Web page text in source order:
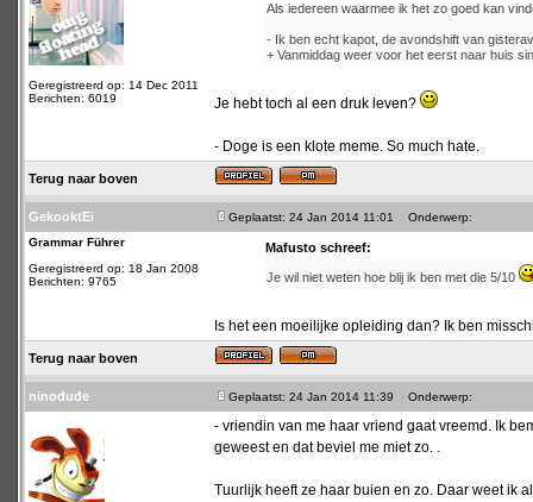
Geregistreerd op: 14 Dec 2011
Berichten: 6019
Als iedereen waarmee ik het zo goed kan
- Ik ben echt kapot, de avondshift van
+ Vanmiddag weer voor het eerst naar huis
Je hebt toch al een druk leven?
- Doge is een klote meme. So much hate.
Terug naar boven
GekooktEi Geplaatst: 24 Jan 2014 11:01
Onderwerp:
Grammar Führer
Geregistreerd op: 18 Jan 2008
Berichten: 9765
Mafusto schreef:
Je wil niet weten hoe blij ik ben met die 5/10
Is het een moeilijke opleiding dan? Ik ben
Terug naar boven
ninodude Geplaatst: 24 Jan 2014 11:39 Onderwerp:
- vriendin van me haar vriend gaat vreemd. Ik
geweest en dat beviel me miet zo. .
Tuurlijk heeft ze haar buien en zo. Daar weet ik